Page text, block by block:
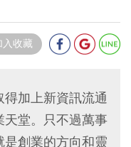
入收藏
加上新資訊流通
堂。只不過萬事
創業的方向和靈